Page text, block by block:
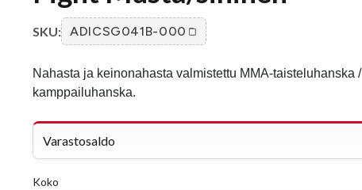
SKU: ADICSG041B-000
Nahasta ja keinonahasta valmistettu MMA-taisteluhanska /
kamppailuhanska.
Varastosaldo
Koko